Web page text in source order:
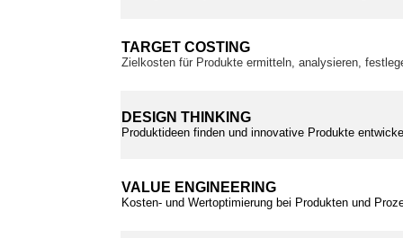
TARGET COSTING
Zielkosten für Produkte ermitteln, analysieren,
DESIGN THINKING
Produktideen finden und innovative Produkte
VALUE ENGINEERING
Kosten- und Wertoptimierung bei Produkten und